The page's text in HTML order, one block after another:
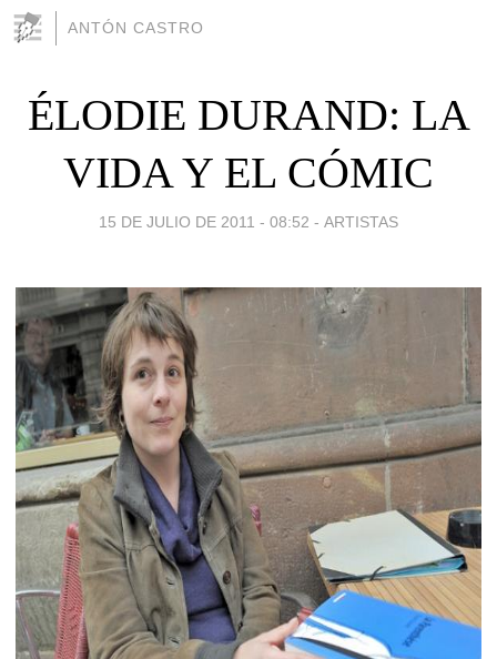
ANTÓN CASTRO
ÉLODIE DURAND: LA
VIDA Y EL CÓMIC
15 DE JULIO DE 2011 - 08:52 - ARTISTAS